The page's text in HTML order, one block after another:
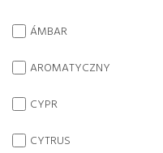
ÁMBAR
AROMATYCZNY
CYPR
CYTRUS